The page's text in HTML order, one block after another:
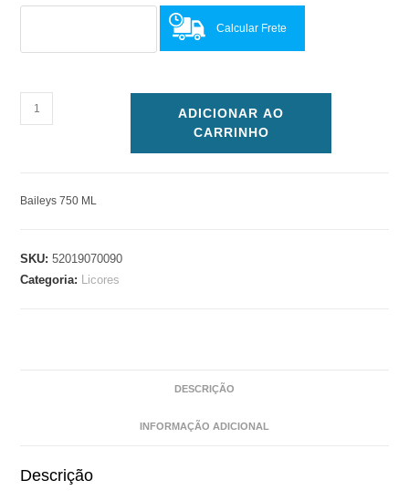
Calcular Frete
ADICIONAR AO
CARRINHO
Baileys 750 ML
SKU:52019070090
Categoria: Licores
DESCRIÇÃO
INFORMAÇÃO ADICIONAL
Descrição